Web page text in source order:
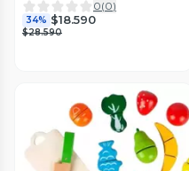
0(0)
34% $18.590
$28.590